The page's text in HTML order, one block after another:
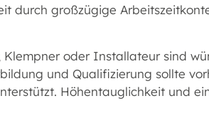
durch großzügige
oder Installateur sind
und Qualifizierung sollte
Höhentauglichkeit und